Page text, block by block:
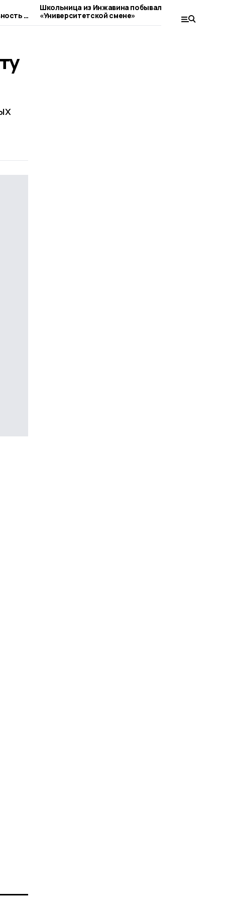
к
Школьница из Инжавина побывала на
«Университетской смене»